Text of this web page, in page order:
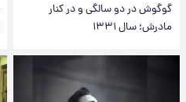
گوگوش در دو سالگی و در کنار
مادرش؛ سال ۱۳۳۱